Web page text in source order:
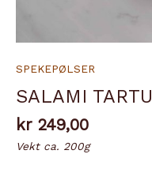
SPEKEPØLSER
SALAMI
kr249,00
Vekt ca. 200g